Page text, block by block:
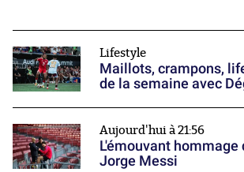
Lifestyle
Maillots, crampons,
de la semaine avec
Aujourd'hui à 21:56
L'émouvant hommage
Jorge Messi